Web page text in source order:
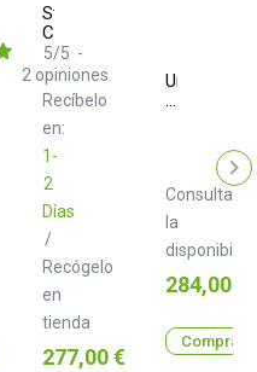
Strymon
Cloudburst
Recíbelo
en:
1-
2
Días
/
Recógelo
en
tienda
5/5 -
2 opiniones
Precio
277,00 €
Universal
Audio
Preamp
Dual
Consulta
la
Precio
284,00 €
Comprar